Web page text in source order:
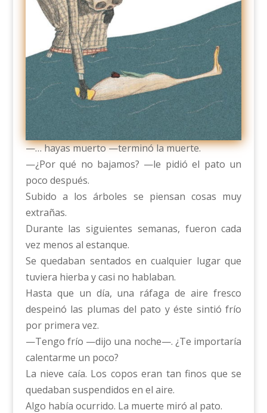
—… hayas muerto —terminó la muerte.
—¿Por qué no bajamos? —le pidió el pato un
poco después.
Subido a los árboles se piensan cosas muy
extrañas.
Durante las siguientes semanas, fueron cada
vez menos al estanque.
Se quedaban sentados en cualquier lugar que
tuviera hierba y casi no hablaban.
Hasta que un día, una ráfaga de aire fresco
despeinó las plumas del pato y éste sintió frío
por primera vez.
—Tengo frío —dijo una noche—. ¿Te importaría
calentarme un poco?
La nieve caía. Los copos eran tan finos que se
quedaban suspendidos en el aire.
Algo había ocurrido. La muerte miró al pato.